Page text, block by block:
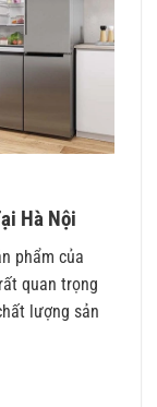
Hà Nội
phẩm của
quan trọng
lượng sản